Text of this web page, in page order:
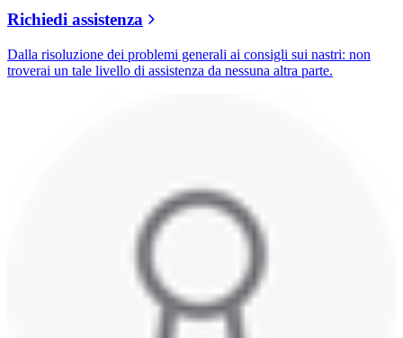
Richiedi assistenza
Dalla risoluzione dei problemi generali ai consigli sui nastri: non
troverai un tale livello di assistenza da nessuna altra parte.